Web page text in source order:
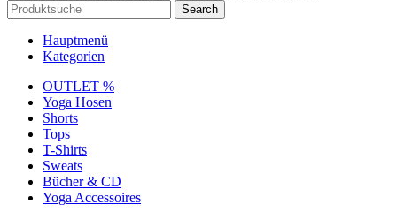
Search
Hauptmenü
Kategorien
OUTLET %
Yoga Hosen
Shorts
Tops
T-Shirts
Sweats
Bücher & CD
Yoga Accessoires